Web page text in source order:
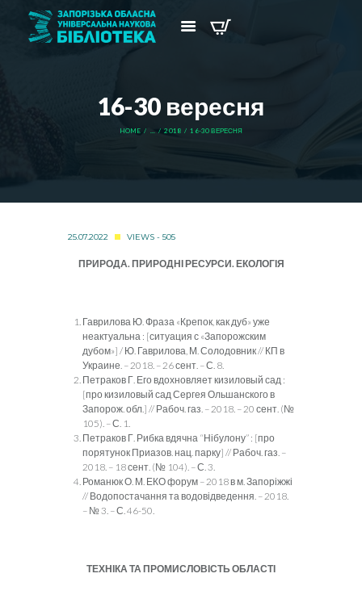
16-30 вересня
HOME ... 2018 16-30 ВЕРЕСНЯ
25.07.2022 VIEWS - 505
ПРИРОДА. ПРИРОДНІ РЕСУРСИ. ЕКОЛОГІЯ
Гаврилова Ю. Фраза «Крепок, как дуб» уже
неактуальна : [ситуация с «Запорожским
дубом»] / Ю. Гаврилова, М. Солодовник // КП в
Украине. – 2018. – 26 сент. – С. 8.
Петраков Г. Его вдохновляет кизиловый сад :
[про кизиловый сад Сергея Ольшанского в
Запорож. обл.] // Рабоч. газ. – 2018. – 20 сент. (№
105). – С. 1.
Петраков Г. Рибка вдячна “Нібулону” : [про
порятунок Приазов. нац. парку] // Рабоч. газ. –
2018. – 18 сент. (№ 104). – С. 3.
Романюк О. М. ЕКО форум – 2018 в м. Запоріжжі
// Водопостачання та водовідведення. – 2018.
– № 3. – С. 46-50.
ТЕХНІКА ТА ПРОМИСЛОВІСТЬ ОБЛАСТІ